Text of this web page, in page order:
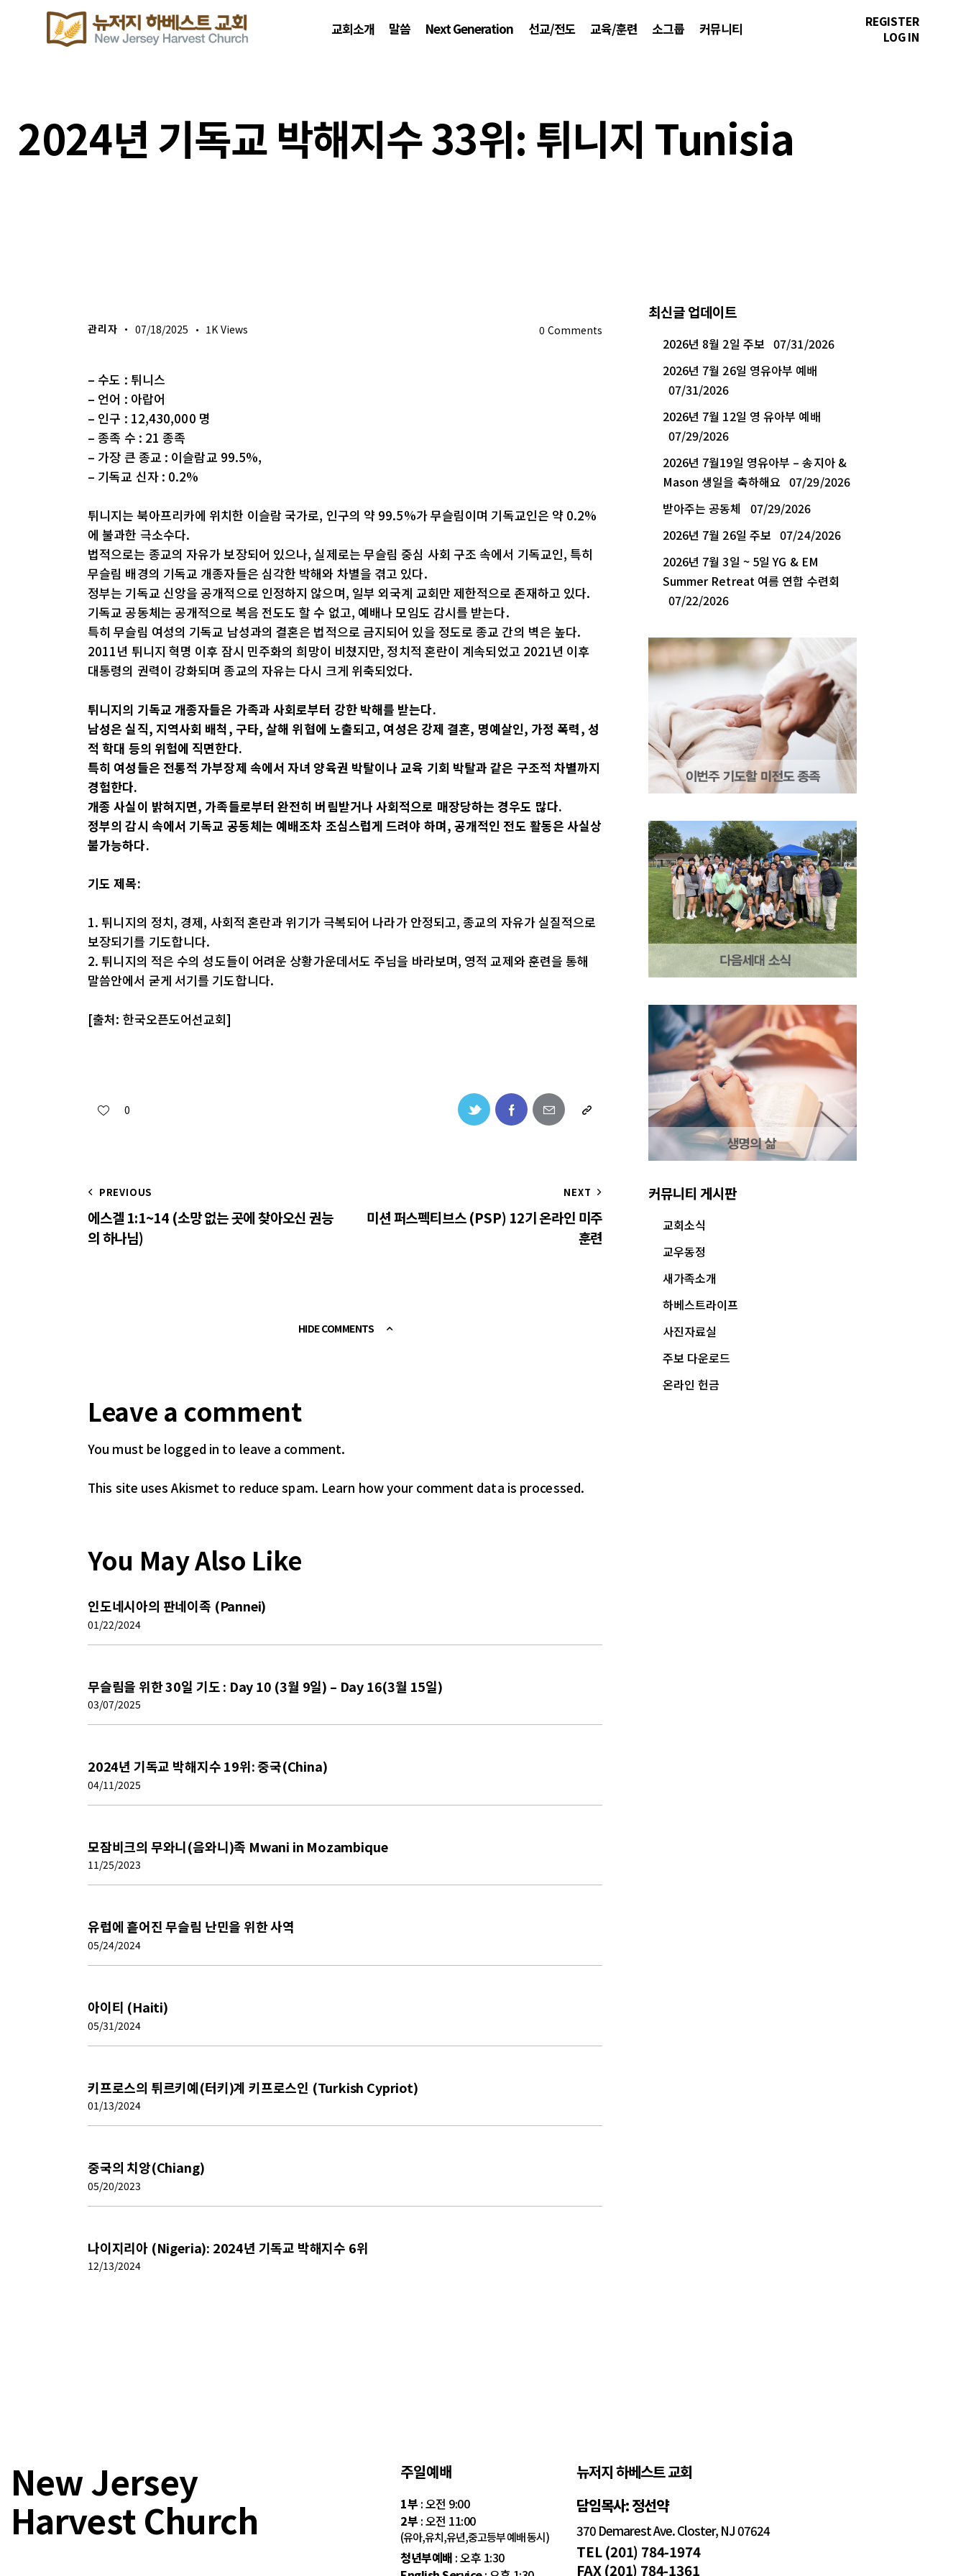
교회소개 말씀 Next Generation 선교/전도 교육/훈련 소그룹 커뮤니티
REGISTER
LOG IN
2024년 기독교 박해지수 33위: 튀니지 Tunisia
관리자 07/18/2025 1K Views 0 Comments
– 수도 : 튀니스
– 언어 : 아랍어
– 인구 : 12,430,000 명
– 종족 수 : 21 종족
– 가장 큰 종교 : 이슬람교 99.5%,
– 기독교 신자 : 0.2%
튀니지는 북아프리카에 위치한 이슬람 국가로, 인구의 약 99.5%가 무슬림이며 기독교인은 약 0.2%
에 불과한 극소수다.
법적으로는 종교의 자유가 보장되어 있으나, 실제로는 무슬림 중심 사회 구조 속에서 기독교인, 특히
무슬림 배경의 기독교 개종자들은 심각한 박해와 차별을 겪고 있다.
정부는 기독교 신앙을 공개적으로 인정하지 않으며, 일부 외국계 교회만 제한적으로 존재하고 있다.
기독교 공동체는 공개적으로 복음 전도도 할 수 없고, 예배나 모임도 감시를 받는다.
특히 무슬림 여성의 기독교 남성과의 결혼은 법적으로 금지되어 있을 정도로 종교 간의 벽은 높다.
2011년 튀니지 혁명 이후 잠시 민주화의 희망이 비쳤지만, 정치적 혼란이 계속되었고 2021년 이후
대통령의 권력이 강화되며 종교의 자유는 다시 크게 위축되었다.
튀니지의 기독교 개종자들은 가족과 사회로부터 강한 박해를 받는다.
남성은 실직, 지역사회 배척, 구타, 살해 위협에 노출되고, 여성은 강제 결혼, 명예살인, 가정 폭력, 성
적 학대 등의 위험에 직면한다.
특히 여성들은 전통적 가부장제 속에서 자녀 양육권 박탈이나 교육 기회 박탈과 같은 구조적 차별까지
경험한다.
개종 사실이 밝혀지면, 가족들로부터 완전히 버림받거나 사회적으로 매장당하는 경우도 많다.
정부의 감시 속에서 기독교 공동체는 예배조차 조심스럽게 드려야 하며, 공개적인 전도 활동은 사실상
불가능하다.
기도 제목:
1. 튀니지의 정치, 경제, 사회적 혼란과 위기가 극복되어 나라가 안정되고, 종교의 자유가 실질적으로
보장되기를 기도합니다.
2. 튀니지의 적은 수의 성도들이 어려운 상황가운데서도 주님을 바라보며, 영적 교제와 훈련을 통해
말씀안에서 굳게 서기를 기도합니다.
[출처: 한국오픈도어선교회]
0
PREVIOUS
에스겔 1:1~14 (소망 없는 곳에 찾아오신 권능
의 하나님)
NEXT
미션 퍼스펙티브스 (PSP) 12기 온라인 미주
훈련
HIDE COMMENTS
Leave a comment
You must be logged in to leave a comment.
This site uses Akismet to reduce spam. Learn how your comment data is processed.
You May Also Like
인도네시아의 판네이족 (Pannei)
01/22/2024
무슬림을 위한 30일 기도 : Day 10 (3월 9일) – Day 16(3월 15일)
03/07/2025
2024년 기독교 박해지수 19위: 중국(China)
04/11/2025
모잠비크의 무와니(음와니)족 Mwani in Mozambique
11/25/2023
유럽에 흩어진 무슬림 난민을 위한 사역
05/24/2024
아이티 (Haiti)
05/31/2024
키프로스의 튀르키예(터키)계 키프로스인 (Turkish Cypriot)
01/13/2024
중국의 치앙(Chiang)
05/20/2023
나이지리아 (Nigeria): 2024년 기독교 박해지수 6위
12/13/2024
최신글 업데이트
2026년 8월 2일 주보 07/31/2026
2026년 7월 26일 영유아부 예배
07/31/2026
2026년 7월 12일 영 유아부 예배
07/29/2026
2026년 7월19일 영유아부 – 송지아 &
Mason 생일을 축하해요 07/29/2026
받아주는 공동체
07/29/2026
2026년 7월 26일 주보 07/24/2026
2026년 7월 3일 ~ 5일 YG & EM
Summer Retreat 여름 연합 수련회
07/22/2026
커뮤니티 게시판
교회소식
교우동정
새가족소개
하베스트라이프
사진자료실
주보 다운로드
온라인 헌금
New Jersey
Harvest Church
주일예배
1부 : 오전 9:00
2부 : 오전 11:00
(유아,유치,유년,중고등부 예배 동시)
청년부예배 : 오후 1:30
뉴저지 하베스트 교회
담임목사: 정선약
370 Demarest Ave. Closter, NJ 07624
TEL (201) 784-1974
FAX (201) 784-1361